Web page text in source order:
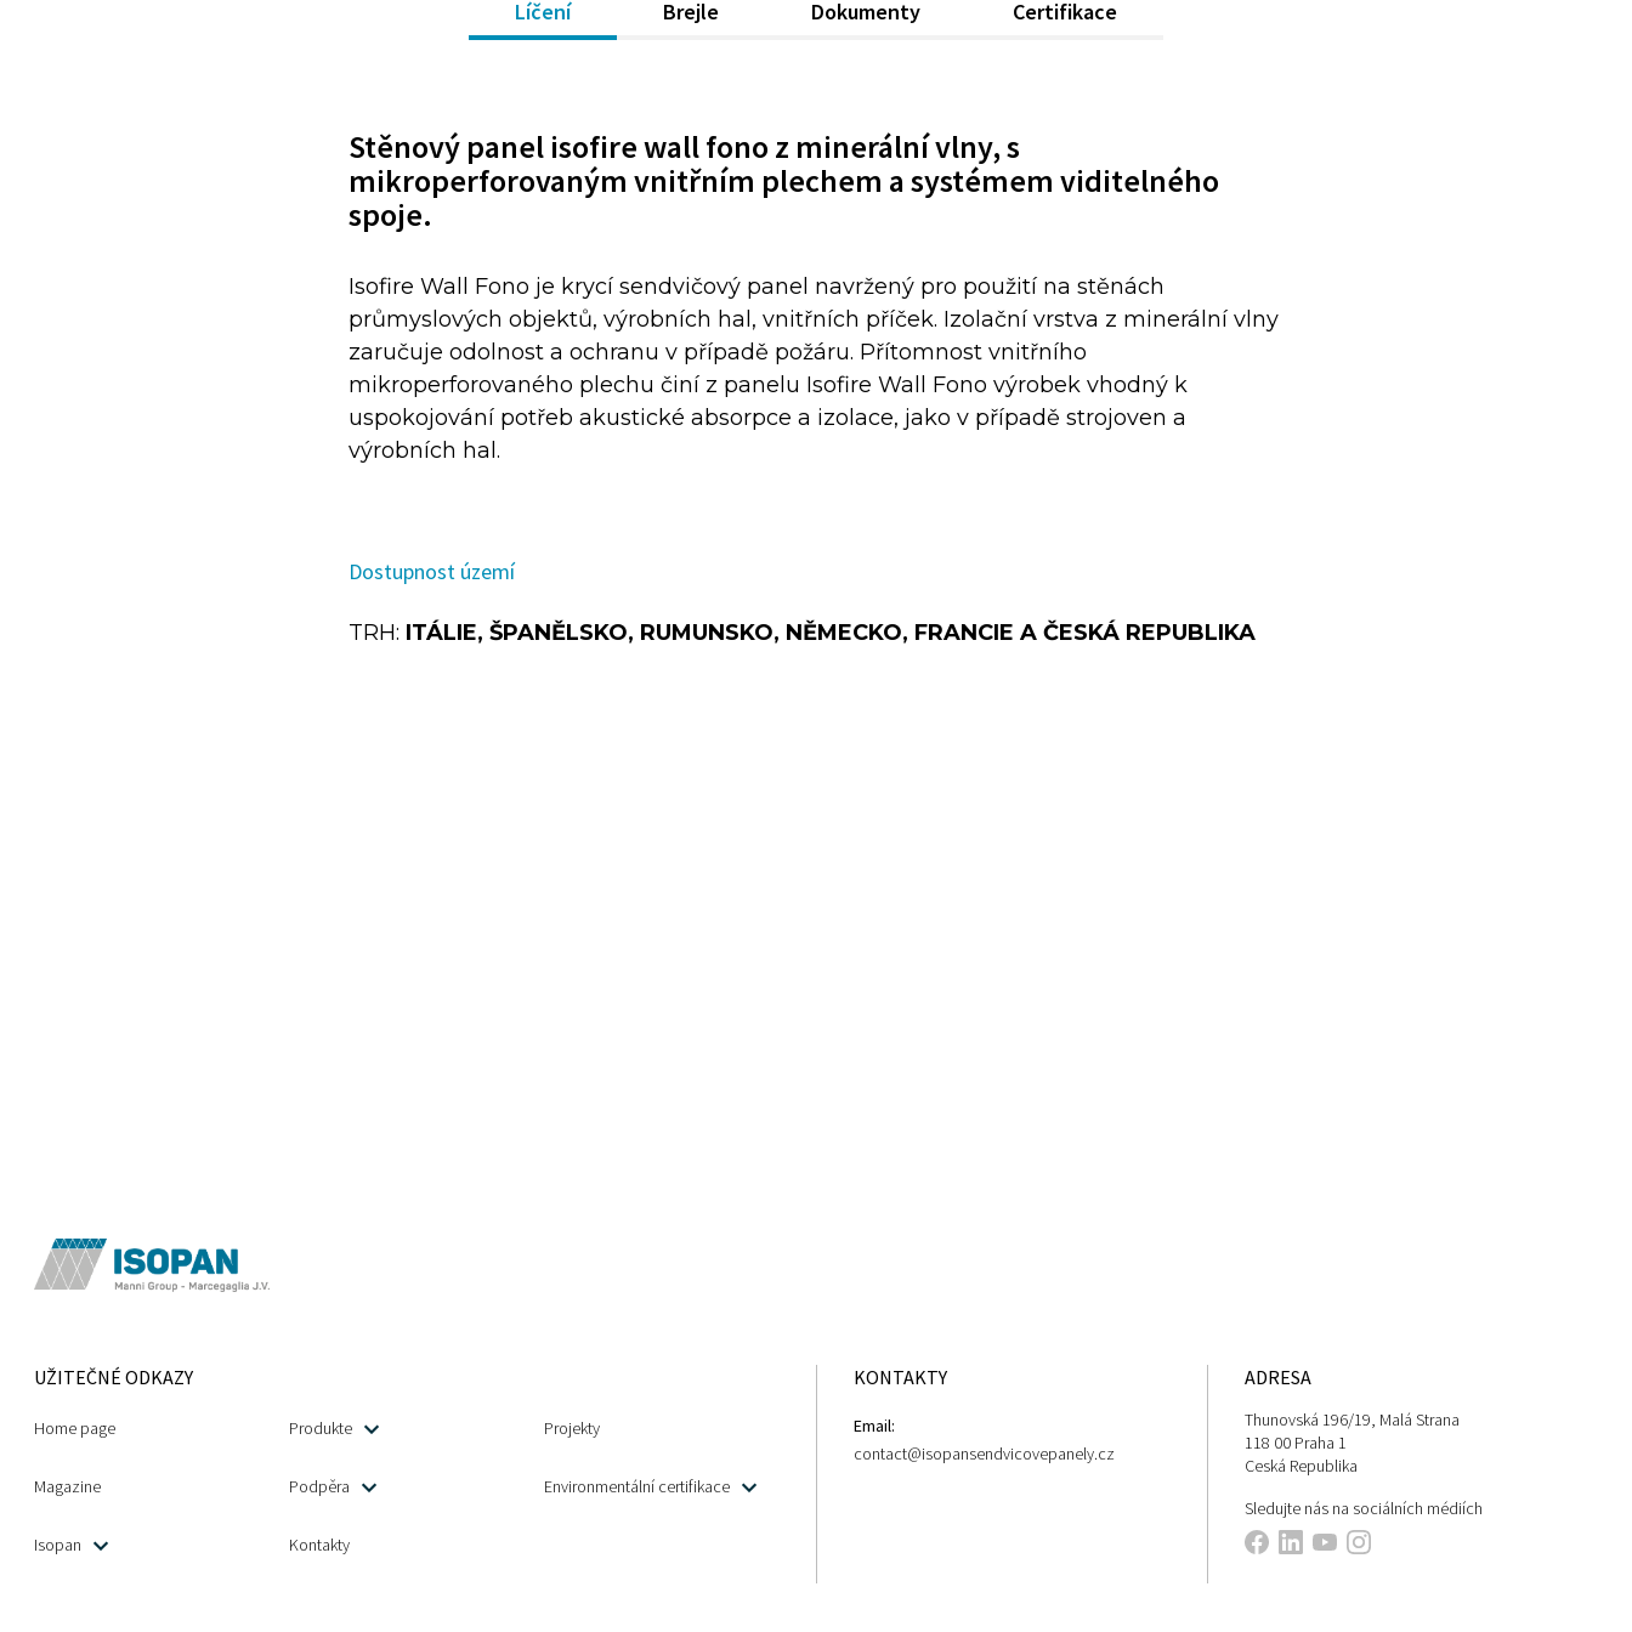
Líčení Brejle Dokumenty Certifikace
Stěnový panel isofire wall fono z minerální vlny, s
mikroperforovaným vnitřním plechem a systémem viditelného
spoje.
Isofire Wall Fono je krycí sendvičový panel navržený pro použití na stěnách
průmyslových objektů, výrobních hal, vnitřních příček. Izolační vrstva z minerální vlny
zaručuje odolnost a ochranu v případě požáru. Přítomnost vnitřního
mikroperforovaného plechu činí z panelu Isofire Wall Fono výrobek vhodný k
uspokojování potřeb akustické absorpce a izolace, jako v případě strojoven a
výrobních hal.
Dostupnost území
TRH: ITÁLIE, ŠPANĚLSKO, RUMUNSKO, NĚMECKO, FRANCIE A ČESKÁ REPUBLIKA
UŽITEČNÉ ODKAZY
Home page Produkte Projekty
Magazine Podpěra Environmentální certifikace
Isopan Kontakty
KONTAKTY
Email:
contact@isopansendvicovepanely.cz
ADRESA
Thunovská 196/19, Malá Strana
118 00 Praha 1
Ceská Republika
Sledujte nás na sociálních médiích